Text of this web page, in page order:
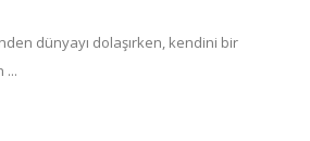
dünyayı dolaşırken, kendini bir
...